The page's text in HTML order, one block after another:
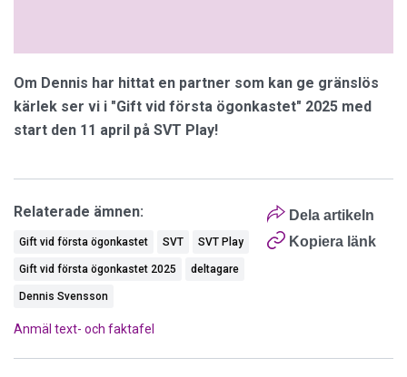
Om Dennis har hittat en partner som kan ge gränslös
kärlek ser vi i "Gift vid första ögonkastet" 2025 med
start den 11 april på SVT Play!
Dela artikeln
Kopiera länk
Relaterade ämnen:
Gift vid första ögonkastet SVT SVT Play
Gift vid första ögonkastet 2025 deltagare
Dennis Svensson
Anmäl text- och faktafel